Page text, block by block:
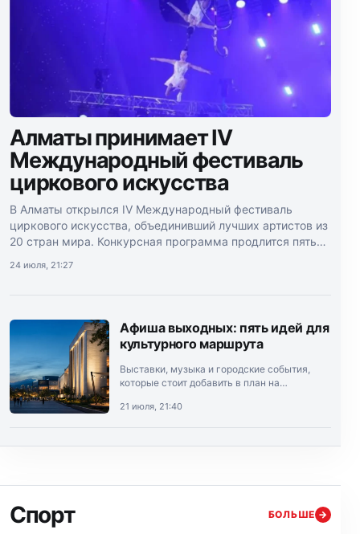
Алматы принимает IV
Международный фестиваль
циркового искусства
В Алматы открылся IV Международный фестиваль
циркового искусства, объединивший лучших артистов из
20 стран мира. Конкурсная программа продлится пять
24 июля, 21:27
Афиша выходных: пять идей для
культурного маршрута
Выставки, музыка и городские события,
которые стоит добавить в план на
21 июля, 21:40
Спорт БОЛЬШЕ →